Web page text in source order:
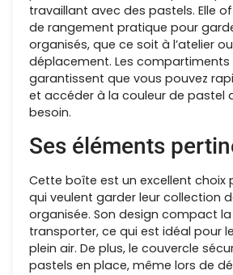
travaillant avec des pastels. Elle
de rangement pratique pour
organisés, que ce soit à l’atelier
déplacement. Les compartiments
garantissent que vous pouvez
et accéder à la couleur de pastel
besoin.
Ses éléments
Cette boîte est un excellent choix
qui veulent garder leur collection
organisée. Son design compact
transporter, ce qui est idéal pour
plein air. De plus, le couvercle
pastels en place, même lors de